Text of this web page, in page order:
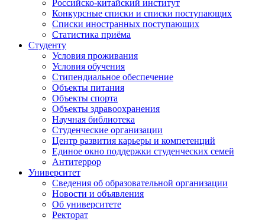
Российско-китайский институт
Конкурсные списки и списки поступающих
Списки иностранных поступающих
Статистика приёма
Студенту
Условия проживания
Условия обучения
Стипендиальное обеспечение
Объекты питания
Объекты спорта
Объекты здравоохранения
Научная библиотека
Студенческие организации
Центр развития карьеры и компетенций
Единое окно поддержки студенческих семей
Антитеррор
Университет
Сведения об образовательной организации
Новости и объявления
Об университете
Ректорат